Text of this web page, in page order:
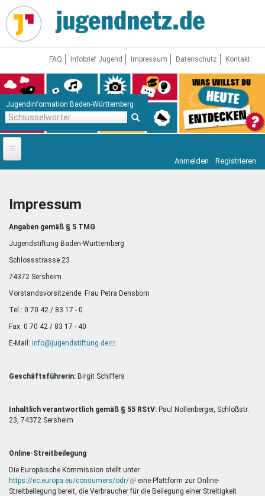
Direkt
zum
Inhalt
FAQ Infobrief Jugend Impressum Datenschutz Kontakt
Jugendinformation Baden-Württemberg
Startseite
Jugendnetz
Freizeit & Reisen
Mentoren & Projekte
Schule & Beruf
Vor Ort
Anmelden Registrieren
Impressum
Angaben gemäß § 5 TMG
Jugendstiftung Baden-Württemberg
Schlossstrasse 23
74372 Sersheim
Vorstandsvorsitzende: Frau Petra Densborn
Tel.: 0 70 42 / 83 17 - 0
Fax: 0 70 42 / 83 17 - 40
E-Mail: info@jugendstiftung.de(Link
Mail)
Geschäftsführerin: Birgit Schiffers
Inhaltlich verantwortlich gemäß § 55 RStV: Paul Nollenberger, Schloßstr.
23, 74372 Sersheim
Online-Streitbeilegung
Die Europäische Kommission stellt unter
https://ec.europa.eu/consumers/odr/(Link
ist
eine Plattform zur Online-
Streitbeilegung bereit, die Verbraucher für die Beilegung einer Streitigkeit